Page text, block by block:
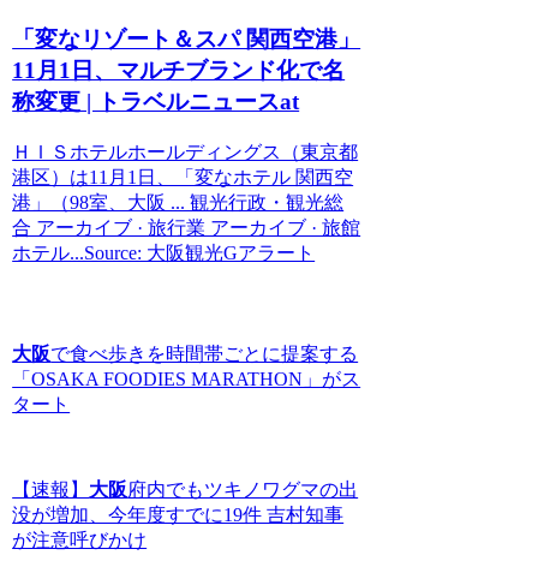
「変なリゾート＆スパ 関西空港」
11月1日、マルチブランド化で名
称変更 | トラベルニュースat
ＨＩＳホテルホールディングス（東京都
港区）は11月1日、「変なホテル 関西空
港」（98室、大阪 ... 観光行政・観光総
合 アーカイブ · 旅行業 アーカイブ · 旅館
ホテル...Source: 大阪観光Gアラート
大阪で食べ歩きを時間帯ごとに提案する
「OSAKA FOODIES MARATHON」がス
タート
【速報】 大阪府内でもツキノワグマの出
没が増加、今年度すでに19件 吉村知事
が注意呼びかけ